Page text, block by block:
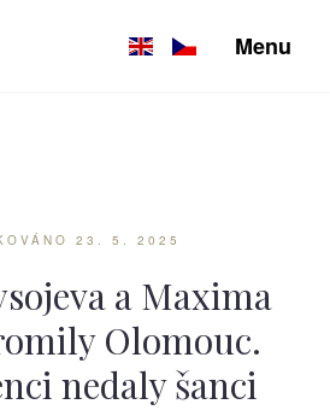
Menu
23. 5. 2025
a Maxima
Olomouc.
nedaly šanci